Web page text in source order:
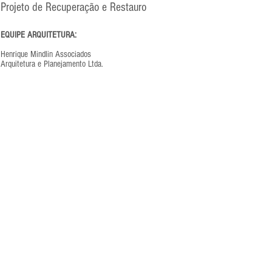
Projeto de Recuperação e Restauro
EQUIPE ARQUITETURA:
Henrique Mindlin Associados
Arquitetura e Planejamento Ltda.